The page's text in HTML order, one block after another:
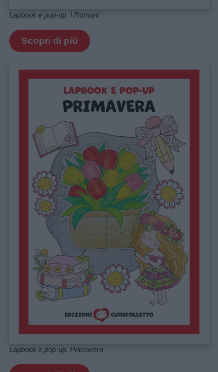
Lapbook e pop-up. I Romani
Scopri di più
Lapbook e pop-up. Primavera